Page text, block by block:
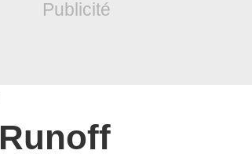
Runoff